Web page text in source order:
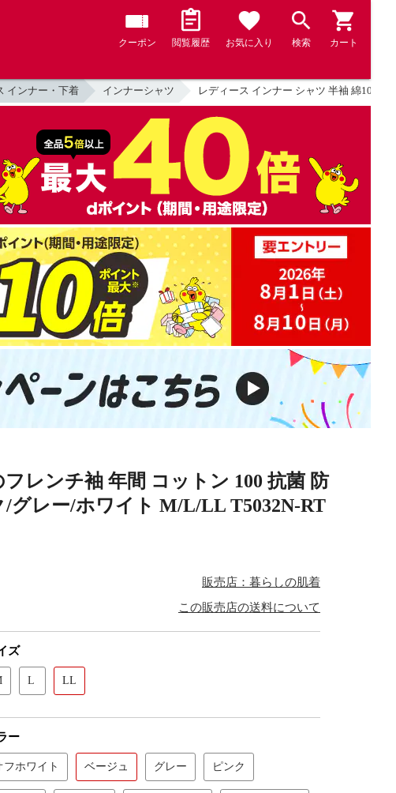
クーポン 閲覧履歴 お気に入り 検索 カート
インナー・下着 インナーシャツ レディース インナー シャツ 半袖 綿100
レンチ袖 年間 コットン 100 抗菌 防
グレー/ホワイト M/L/LL T5032N-RT
販売店：暮らしの肌着
この販売店の送料について
ズ
L LL
ー
フホワイト ベージュ グレー ピンク